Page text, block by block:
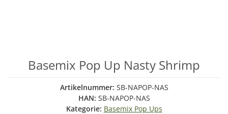
Basemix Pop Up Nasty Shrimp
Artikelnummer: SB-NAPOP-NAS
HAN: SB-NAPOP-NAS
Kategorie: Basemix Pop Ups